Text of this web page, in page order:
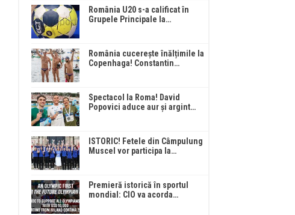
România U20 s-a calificat în
Grupele Principale la…
România cucerește înălțimile la
Copenhaga! Constantin…
Spectacol la Roma! David
Popovici aduce aur și argint…
ISTORIC! Fetele din Câmpulung
Muscel vor participa la…
Premieră istorică în sportul
mondial: CIO va acorda…